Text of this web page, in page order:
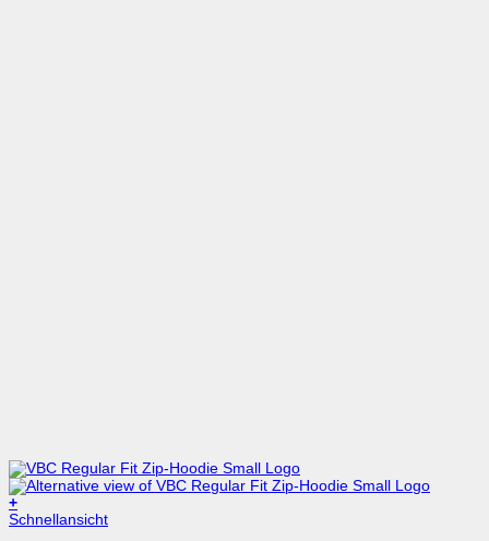
+
Dieses
Schnellansicht